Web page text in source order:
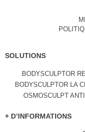
SOLUTIONS
BODYSCULPTOR
BODYSCULPTOR LA
OSMOSCULPT
+ D’INFORMATIONS